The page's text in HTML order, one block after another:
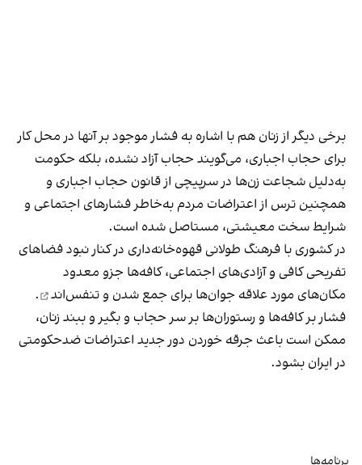
برخی دیگر از زنان هم با اشاره به فشار موجود بر آنها در محل کار
برای حجاب اجباری، می‌گویند حجاب آزاد نشده، بلکه حکومت
به‌دلیل شجاعت زن‌ها در سرپیچی از قانون حجاب اجباری و
همچنین ترس از اعتراضات مردم به‌خاطر فشارهای اجتماعی و
شرایط سخت معیشتی، مستاصل شده است.
در کشوری با فرهنگ طولانی قهوه‌‌خانه‌داری در کنار نبود فضاهای
تفریحی کافی و آزادی‌های اجتماعی، کافه‌ها جزو معدود
مکان‌های مورد علاقه جوان‌ها برای جمع شدن و تنفس‌اند
.
فشار بر کافه‌ها و رستوران‌ها بر سر حجاب و بگیر و ببند زنان،
ممکن است باعث جرقه خوردن دور جدید اعتراضات ضدحکومتی
در ایران بشود.
برنامه‌ها